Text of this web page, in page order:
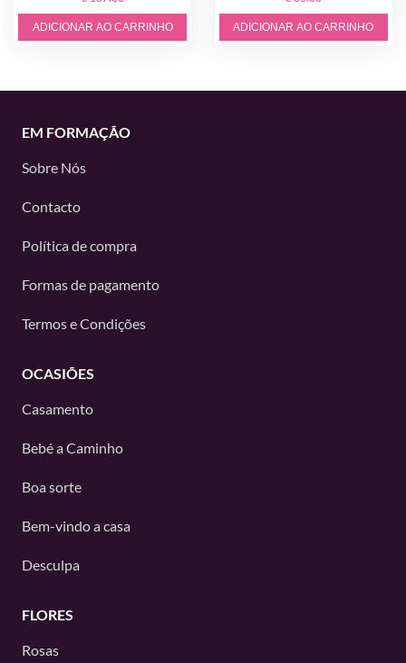
ADICIONAR AO CARRINHO ADICIONAR AO CARRINHO
EM FORMAÇÃO
Sobre Nós
Contacto
Política de compra
Formas de pagamento
Termos e Condições
OCASIÕES
Casamento
Bebé a Caminho
Boa sorte
Bem-vindo a casa
Desculpa
FLORES
Rosas